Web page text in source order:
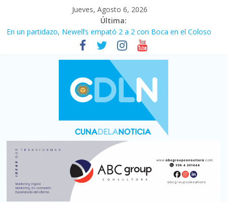
Jueves, Agosto 6, 2026
Última:
Pullaro mejora sus relaciones con el Gobierno nacional
En un partidazo, Newell’s empató 2 a 2 con Boca en el Coloso
Vacaciones de invierno con más movimiento y consumo
turístico: 4,6 millones de personas viajaron por el país, un 5,9%
Fuerte caída de la venta de autos usados en julio: bajó un 12,6%
Central venció 1 a 0 al River de Coudet en el Monumental